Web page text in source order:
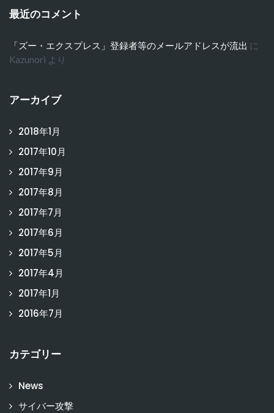
最近のコメント
「ズー・エクスプレス」登録者等のメールアドレスが流出 に
Kazunori より
アーカイブ
2018年1月
2017年10月
2017年9月
2017年8月
2017年7月
2017年6月
2017年5月
2017年4月
2017年1月
2016年7月
カテゴリー
News
サイバー攻撃